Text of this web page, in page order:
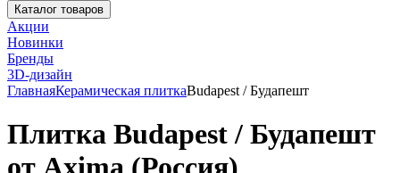
Каталог товаров
Акции
Новинки
Бренды
3D-дизайн
ГлавнаяКерамическая плиткаBudapest / Будапешт
Плитка Budapest / Будапешт